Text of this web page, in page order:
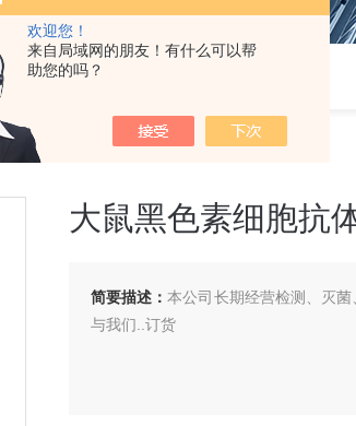
欢迎您！
来自局域网的朋友！有什么可以帮
助您的吗？
细胞抗体（MC Ab）ELISA 试剂盒
大鼠黑色素细胞抗
简要描述：本公司长期经营检测、灭
与我们..订货